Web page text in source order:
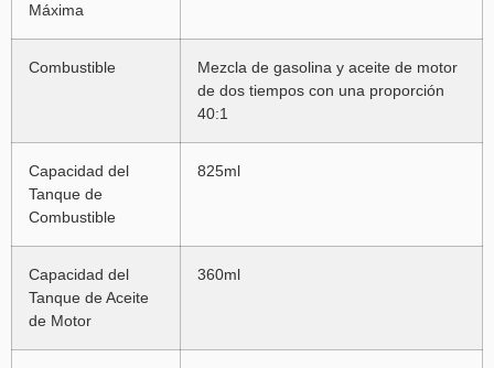
Máxima
Combustible
Mezcla de gasolina y aceite de motor
de dos tiempos con una proporción
40:1
Capacidad del
Tanque de
Combustible
825ml
Capacidad del
Tanque de Aceite
de Motor
360ml